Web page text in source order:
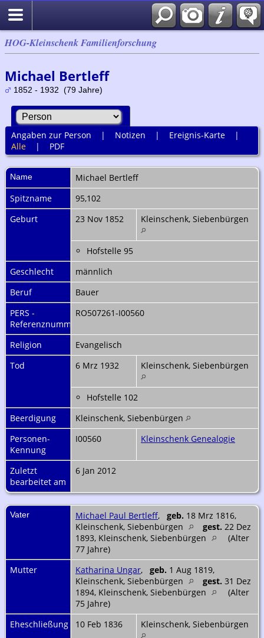
HOG-Kleinschenk Familienforschung
Michael Bertleff
1852 - 1932 (79 Jahre)
Angaben zur Person | Notizen | Ereignis-Karte|
Alle| PDF
Name Michael Bertleff
Spitzname
95,102
Geburt
23 Nov 1852 Kleinschenk, Siebenbürgen
Hofstelle 95
Geschlecht
männlich
Beruf
Bauer
PERS -
Referenznummer
RO507261-I00560
Religion
Evangelisch
Tod
6 Mrz 1932 Kleinschenk, Siebenbürgen
Hofstelle 102
Beerdigung
Kleinschenk, Siebenbürgen
Personen-
Kennung
I00560 Kleinschenk Genealogie
Zuletzt
bearbeitet am
6 Jan 2012
Vater Michael Paul Bertleff, geb. 18 Mrz 1816,
Kleinschenk, Siebenbürgen
gest. 22 Dez
1893, Kleinschenk, Siebenbürgen
(Alter
77 Jahre)
Mutter
Katharina Ungar, geb. 1 Aug 1819,
Kleinschenk, Siebenbürgen
gest. 31 Dez
1894, Kleinschenk, Siebenbürgen
(Alter
75 Jahre)
Eheschließung
10 Feb 1836 Kleinschenk, Siebenbürgen